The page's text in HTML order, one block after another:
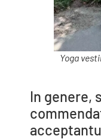
Yoga
In genere,